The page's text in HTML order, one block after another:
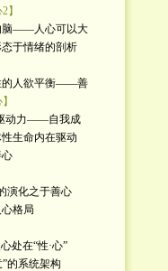
】
脑——人心可以大
于情绪的剖析
的人欲平衡——善
动力——自我成
生命内在驱动
演化之于善心
格局
处在“性·心”
”的系统架构